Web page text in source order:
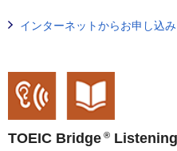
インターネットからお申し込
TOEIC Bridge ®